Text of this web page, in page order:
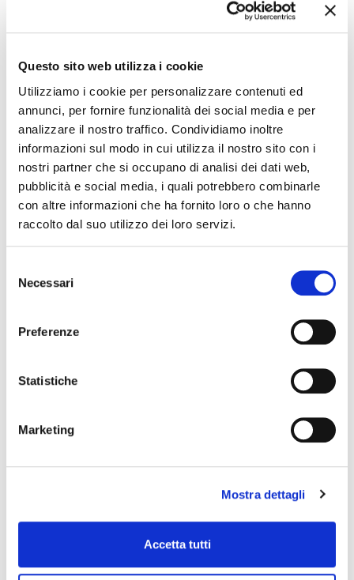
Questo sito web utilizza i cookie
Utilizziamo i cookie per personalizzare contenuti ed
annunci, per fornire funzionalità dei social media e per
analizzare il nostro traffico. Condividiamo inoltre
informazioni sul modo in cui utilizza il nostro sito con i
nostri partner che si occupano di analisi dei dati web,
pubblicità e social media, i quali potrebbero combinarle
con altre informazioni che ha fornito loro o che hanno
raccolto dal suo utilizzo dei loro servizi.
delNecessari
Preferenze
Statistiche
Marketing
Mostra dettagli
Accetta tutti
non legati a pacchetti turistici, sono esauriti.
E’tuttaviapossibile mandare una mail
d’attesa. Chi è nella lista riceverà una comunicazione
appena si dovessero aprire nuovi posti
The editorial team is not responsible for any inaccuracies or
changes in the program of events reported. In case of
cancellation, variation, modification of the information of an
event you can write toinfotur@comune.fe.it.